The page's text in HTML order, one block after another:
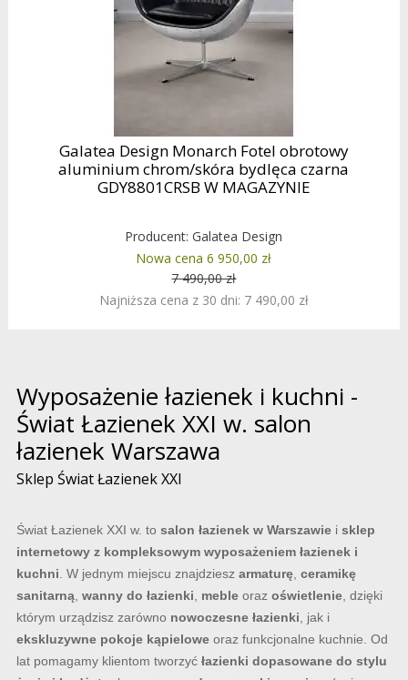
Galatea Design Monarch Fotel obrotowy
aluminium chrom/skóra bydlęca czarna
GDY8801CRSB W MAGAZYNIE
Producent:Galatea Design
Nowa cena 6 950,00 zł
7 490,00 zł
Najniższa cena z 30 dni: 7 490,00 zł
Wyposażenie łazienek i kuchni -
Świat Łazienek XXI w. salon
łazienek Warszawa
Sklep Świat Łazienek XXI
Świat Łazienek XXI w. to salon łazienek w Warszawiei sklep
internetowy z kompleksowym wyposażeniem łazienek i
kuchni. W jednym miejscu znajdziesz armaturę, ceramikę
sanitarną, wanny do łazienki, mebleoraz oświetlenie, dzięki
którym urządzisz zarówno nowoczesne łazienki, jak i
ekskluzywne pokoje kąpieloweoraz funkcjonalne kuchnie. Od
lat pomagamy klientom tworzyć łazienki dopasowane do stylu